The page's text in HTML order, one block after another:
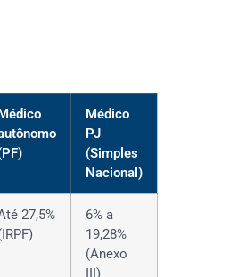
Médico
PJ
(Simples
Nacional)
27,5%
6% a
19,28%
(Anexo
III)